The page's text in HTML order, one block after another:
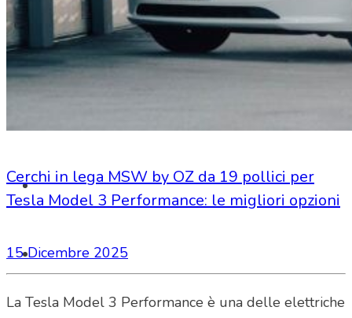
Cerchi in lega MSW by OZ da 19 pollici per
Tesla Model 3 Performance: le migliori opzioni
15 Dicembre 2025
La Tesla Model 3 Performance è una delle elettriche